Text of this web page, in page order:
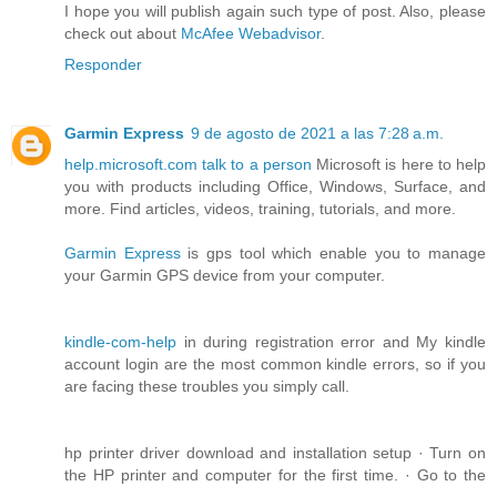
I hope you will publish again such type of post. Also, please
check out about McAfee Webadvisor.
Responder
Garmin Express 9 de agosto de 2021 a las 7:28 a.m.
help.microsoft.com talk to a person Microsoft is here to help
you with products including Office, Windows, Surface, and
more. Find articles, videos, training, tutorials, and more.
Garmin Expressis gps tool which enable you to manage
your Garmin GPS device from your computer.
kindle-com-help in during registration error and My kindle
account login are the most common kindle errors, so if you
are facing these troubles you simply call.
hp printer driver download and installation setup · Turn on
the HP printer and computer for the first time. · Go to the